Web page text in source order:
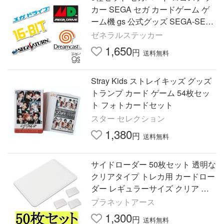
カー SEGA セガ カードゲーム ゲ
ーム機 gs 公式グッズ SEGA-SET0
1
ゼネラルステッカー
1,650円 送料無料
Stray Kids ストレイキッズ グッズ
トランプ カード ゲーム 54枚セッ
ト フォトカードセット
スター セレクション
1,380円 送料無料
サイドローダー 50枚セット 透明な
クリアタイプ トレカ用 カードロー
ダー レギュラーサイズ クリア お
すすめ
プラネットアース
1,300円 送料無料